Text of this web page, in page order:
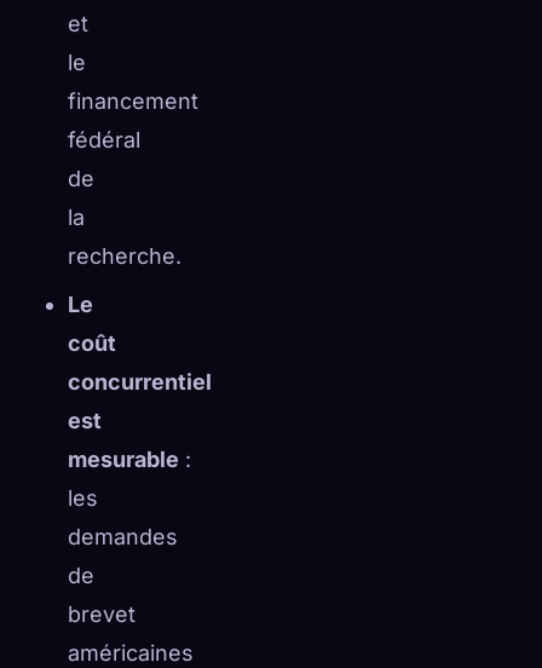
et
le
financement
fédéral
de
la
recherche.
Le
coût
concurrentiel
est
mesurable :
les
demandes
de
brevet
américaines